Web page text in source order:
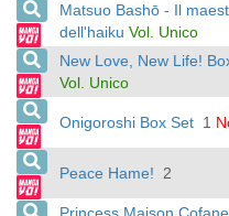
Matsuo Bashō - Il
dell'haiku Vol. Unico
New Love, New Life!
Vol. Unico
Onigoroshi Box Set 1
Peace Hame! 2